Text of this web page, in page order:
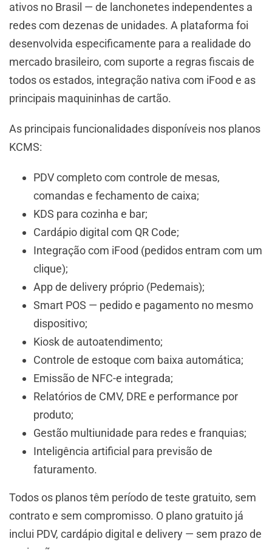
ativos no Brasil — de lanchonetes independentes a
redes com dezenas de unidades. A plataforma foi
desenvolvida especificamente para a realidade do
mercado brasileiro, com suporte a regras fiscais de
todos os estados, integração nativa com iFood e as
principais maquininhas de cartão.
As principais funcionalidades disponíveis nos planos
KCMS:
PDV completo com controle de mesas,
comandas e fechamento de caixa;
KDS para cozinha e bar;
Cardápio digital com QR Code;
Integração com iFood (pedidos entram com um
clique);
App de delivery próprio (Pedemais);
Smart POS — pedido e pagamento no mesmo
dispositivo;
Kiosk de autoatendimento;
Controle de estoque com baixa automática;
Emissão de NFC-e integrada;
Relatórios de CMV, DRE e performance por
produto;
Gestão multiunidade para redes e franquias;
Inteligência artificial para previsão de
faturamento.
Todos os planos têm período de teste gratuito, sem
contrato e sem compromisso. O plano gratuito já
inclui PDV, cardápio digital e delivery — sem prazo de